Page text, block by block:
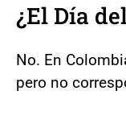
¿El Día
No. En
pero no